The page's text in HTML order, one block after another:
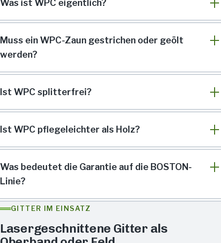
Was ist WPC eigentlich?
Muss ein WPC-Zaun gestrichen oder geölt
werden?
Ist WPC splitterfrei?
Ist WPC pflegeleichter als Holz?
Was bedeutet die Garantie auf die BOSTON-
Linie?
GITTER IM EINSATZ
Lasergeschnittene Gitter als